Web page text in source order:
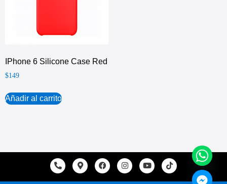
IPhone 6 Silicone Case Red
$149
Añadir al carrito